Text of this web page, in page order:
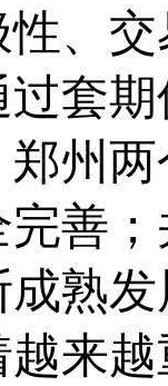
、
套
州
善
熟
来